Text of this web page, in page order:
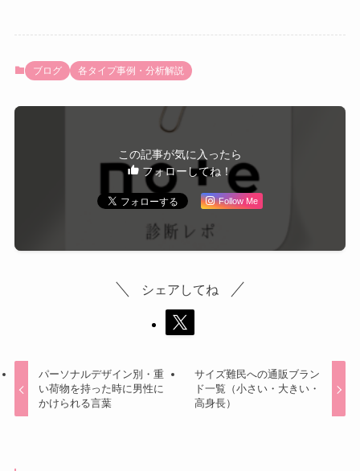
ブログ 各タイプ事例・分析解説
この記事が気に入ったら
フォローしてね！
Follow Me
シェアしてね
パーソナルデザイン別・重
い荷物を持った時に男性に
かけられる言葉
サイズ難民への通販ブラン
ド一覧（小さい・大きい・
高身長）